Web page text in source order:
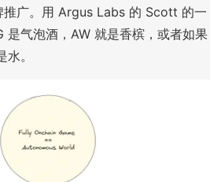
推广。用 Argus Labs 的 Scott 的一
是气泡酒，AW 就是香槟，或者如果
。